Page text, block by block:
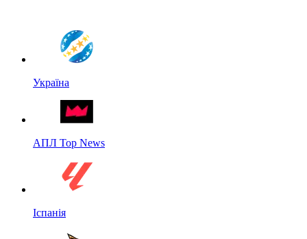
Україна
АПЛ Top News
Іспанія